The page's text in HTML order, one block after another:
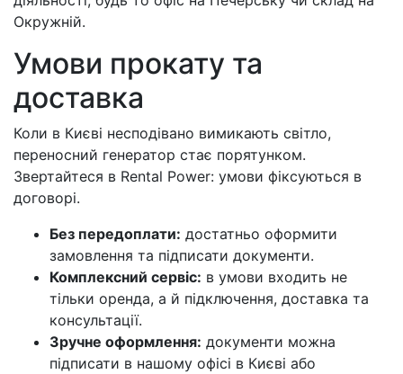
Окружній.
Умови прокату та
доставка
Коли в Києві несподівано вимикають світло,
переносний генератор стає порятунком.
Звертайтеся в Rental Power: умови фіксуються в
договорі.
Без передоплати: достатньо оформити
замовлення та підписати документи.
Комплексний сервіс: в умови входить не
тільки оренда, а й підключення, доставка та
консультації.
Зручне оформлення: документи можна
підписати в нашому офісі в Києві або